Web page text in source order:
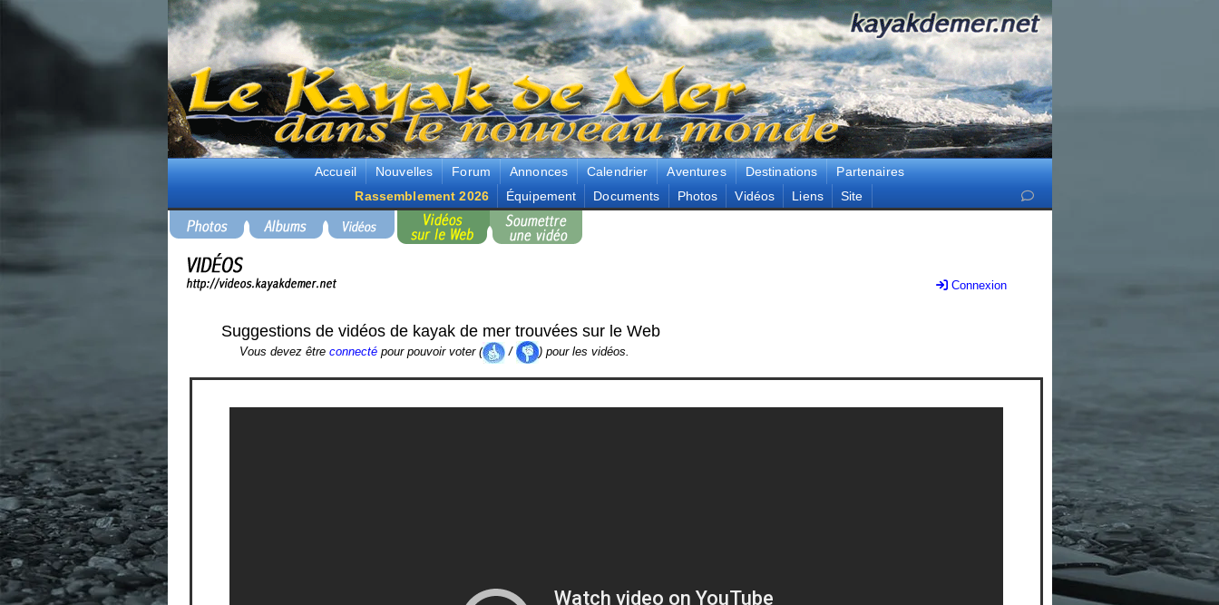
Accueil Nouvelles Forum Annonces Calendrier Aventures Destinations
Partenaires
Rassemblement 2026
Équipement Documents Photos Vidéos Liens Site
Connexion
Suggestions de vidéos de kayak de mer trouvées sur le Web
Vous devez être connecté pour pouvoir voter ( / ) pour les vidéos.